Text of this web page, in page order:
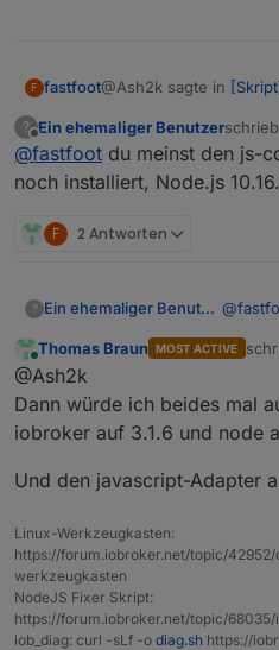
F fastfoot@Ash2k sagte in
@ fastfoothab dein
"alte" von Anfang
Hast du ne Idee?
Welche JS Version nutzt
?
Offline
Ein ehemaliger Benutzer
zuletzt
@fastfoot du meinst den js-
noch installiert, Node.js
F 2 Antworten
? Ein ehemaliger Benutzer @
Node.js
Online
Thomas Braun MOST ACTIVE
@Ash2k
Dann würde ich beides mal
iobroker auf 3.1.6 und node
Und den javascript-Adapter
Linux-Werkzeugkasten:
https://forum.iobroker.net/topic/
werkzeugkasten
NodeJS Fixer Skript:
https://forum.iobroker.net/topic/
iob_diag: curl -sLf -o diag.sh https://